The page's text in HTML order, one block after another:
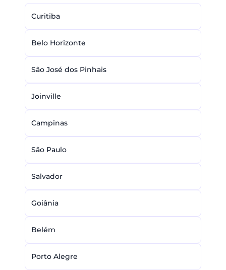
Curitiba
Belo Horizonte
São José dos Pinhais
Joinville
Campinas
São Paulo
Salvador
Goiânia
Belém
Porto Alegre